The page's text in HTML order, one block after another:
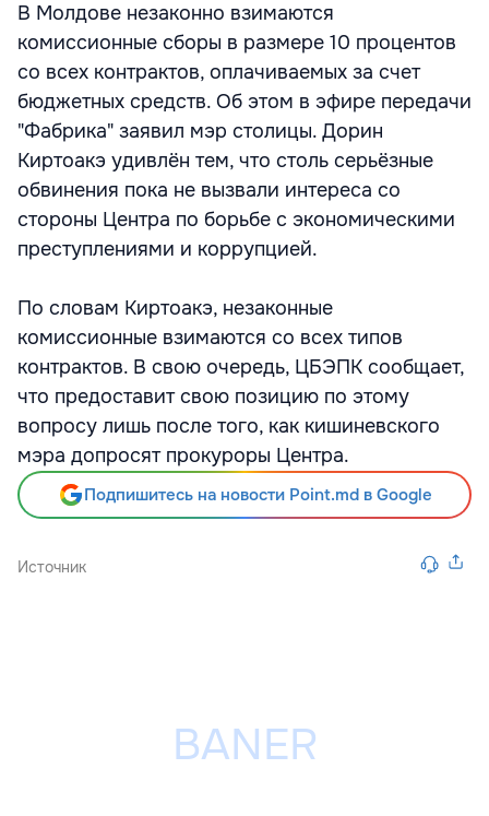
В Молдове незаконно взимаются
комиссионные сборы в размере 10 процентов
со всех контрактов, оплачиваемых за счет
бюджетных средств. Об этом в эфире передачи
"Фабрика" заявил мэр столицы. Дорин
Киртоакэ удивлён тем, что столь серьёзные
обвинения пока не вызвали интереса со
стороны Центра по борьбе с экономическими
преступлениями и коррупцией.
По словам Киртоакэ, незаконные
комиссионные взимаются со всех типов
контрактов. В свою очередь, ЦБЭПК сообщает,
что предоставит свою позицию по этому
вопросу лишь после того, как кишиневского
мэра допросят прокуроры Центра.
Подпишитесь на новости Point.md в Google
Источник